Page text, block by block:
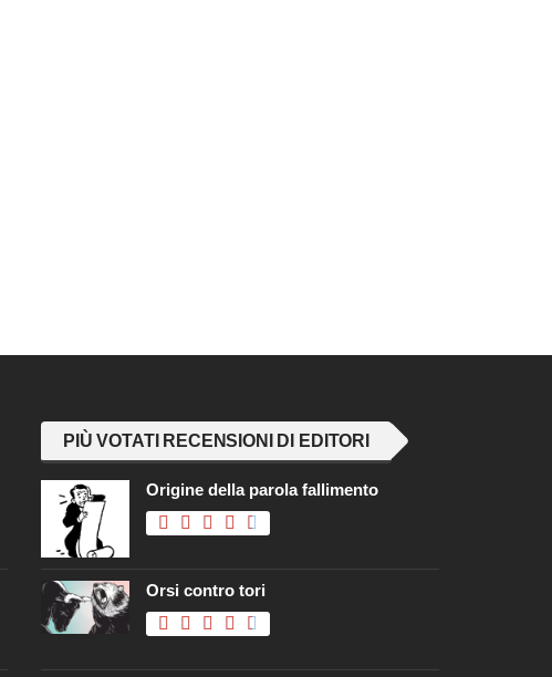
PIÙ VOTATI RECENSIONI DI EDITORI
Origine della parola fallimento
Orsi contro tori